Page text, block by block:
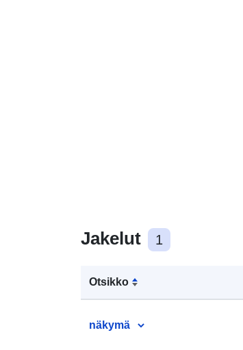
Jakelut 1
Otsikko
näkymä